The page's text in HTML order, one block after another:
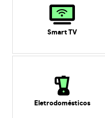
Smart TV
Eletrodomésticos